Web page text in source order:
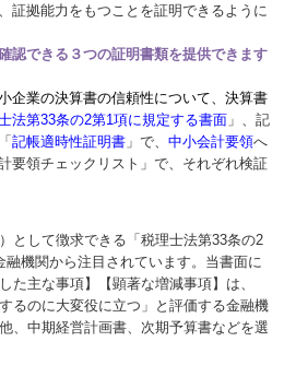
証拠能力をもつことを証明できるように
認できる３つの証明書類を提供できます
企業の決算書の信頼性について、決算書
法第33条の2第1項に規定する書面 」、記
記帳適時性証明書 」で、 中小会計要領へ
要領チェックリスト」で、それぞれ検証
として徴求できる「税理士法第33条の2
機関から注目されています。当書面に
た主な事項】【顕著な増減事項】は、
るのに大変役に立つ」と評価する金融機
、中期経営計画書、次期予算書などを選